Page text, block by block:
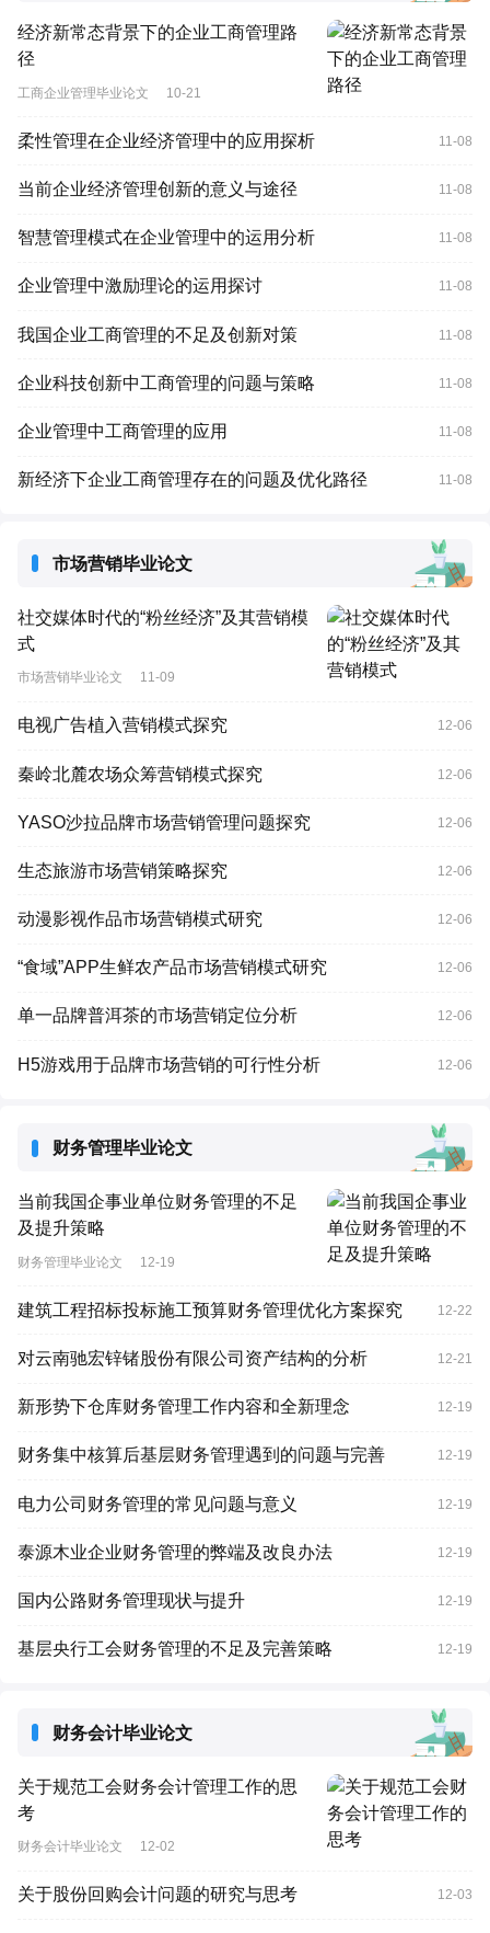
经济新常态背景下的企业工商管理路
径
工商企业管理毕业论文 10-21
柔性管理在企业经济管理中的应用探析 11-08
当前企业经济管理创新的意义与途径 11-08
智慧管理模式在企业管理中的运用分析 11-08
企业管理中激励理论的运用探讨 11-08
我国企业工商管理的不足及创新对策 11-08
企业科技创新中工商管理的问题与策略 11-08
企业管理中工商管理的应用 11-08
新经济下企业工商管理存在的问题及优化路径 11-08
市场营销毕业论文
社交媒体时代的“粉丝经济”及其营销模
式
市场营销毕业论文 11-09
电视广告植入营销模式探究 12-06
秦岭北麓农场众筹营销模式探究 12-06
YASO沙拉品牌市场营销管理问题探究 12-06
生态旅游市场营销策略探究 12-06
动漫影视作品市场营销模式研究 12-06
“食域”APP生鲜农产品市场营销模式研究 12-06
单一品牌普洱茶的市场营销定位分析 12-06
H5游戏用于品牌市场营销的可行性分析 12-06
财务管理毕业论文
当前我国企事业单位财务管理的不足
及提升策略
财务管理毕业论文 12-19
建筑工程招标投标施工预算财务管理优化方案探究 12-22
对云南驰宏锌锗股份有限公司资产结构的分析 12-21
新形势下仓库财务管理工作内容和全新理念 12-19
财务集中核算后基层财务管理遇到的问题与完善 12-19
电力公司财务管理的常见问题与意义 12-19
泰源木业企业财务管理的弊端及改良办法 12-19
国内公路财务管理现状与提升 12-19
基层央行工会财务管理的不足及完善策略 12-19
财务会计毕业论文
关于规范工会财务会计管理工作的思
考
财务会计毕业论文 12-02
关于股份回购会计问题的研究与思考 12-03